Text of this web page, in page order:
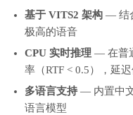
基于 VITS2 架构 — 结
极高的语音
CPU 实时推理 — 在普
率（RTF < 0.5），延
多语言支持— 内置中文
语言模型